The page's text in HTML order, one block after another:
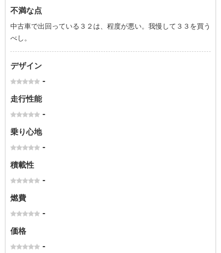
不満な点
中古車で出回っている３２は、程度が悪い。我慢して３３を買う
べし。
デザイン
-
走行性能
-
乗り心地
-
積載性
-
燃費
-
価格
-